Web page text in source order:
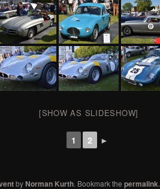
[SHOW AS SLIDESHOW]
1 2 ►
byNorman Kurth. Bookmark the permalink.